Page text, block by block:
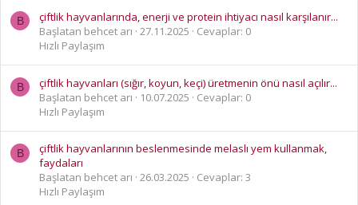
B
çiftlik hayvanlarında, enerji ve protein ihtiyacı nasıl karşılanır...
Başlatan behcet arı 27.11.2025
Cevaplar: 0
Hızlı Paylaşım
B
çiftlik hayvanları (sığır, koyun, keçi) üretmenin önü nasıl açılır...
Başlatan behcet arı
10.07.2025
Cevaplar: 0
Hızlı Paylaşım
B
çiftlik hayvanlarının beslenmesinde melaslı yem kullanmak,
faydaları
Başlatan behcet arı 26.03.2025
Cevaplar: 3
Hızlı Paylaşım